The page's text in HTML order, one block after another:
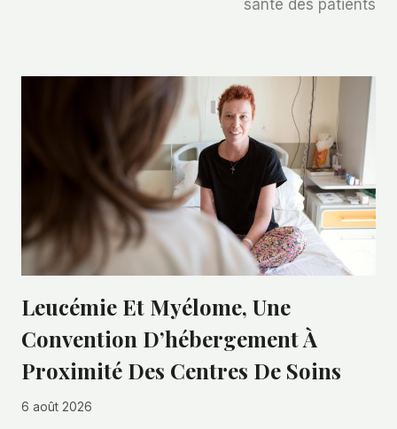
santé des patients
Leucémie Et Myélome, Une
Convention D’hébergement À
Proximité Des Centres De Soins
6 août 2026